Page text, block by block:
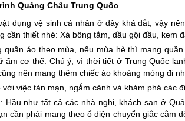
Quảng Châu Trung Quốc
dụng vệ sinh cá nhân ở đây khá đắt, vậy
cần thiết nhé: Xà bông tắm, dầu gội đầu,
quần áo theo mùa, nếu mùa hè thì mang
ấm cơ thể. Chú ý, vì thời tiết ở Trung Quốc
nên mang thêm chiếc áo khoảng mỏng đi
việc tản mạn, ngắm cảnh và khám phá các
Hầu như tất cả các nhà nghỉ, khách sạn ở
cần phải mang theo ổ điện chuyển giắc cắm